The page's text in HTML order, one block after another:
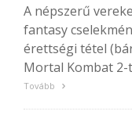
A népszerű
fantasy
érettségi tétel
Mortal Kombat 2-t
Tovább